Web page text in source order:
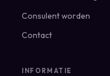
Consulent worden
Contact
INFORMATIE